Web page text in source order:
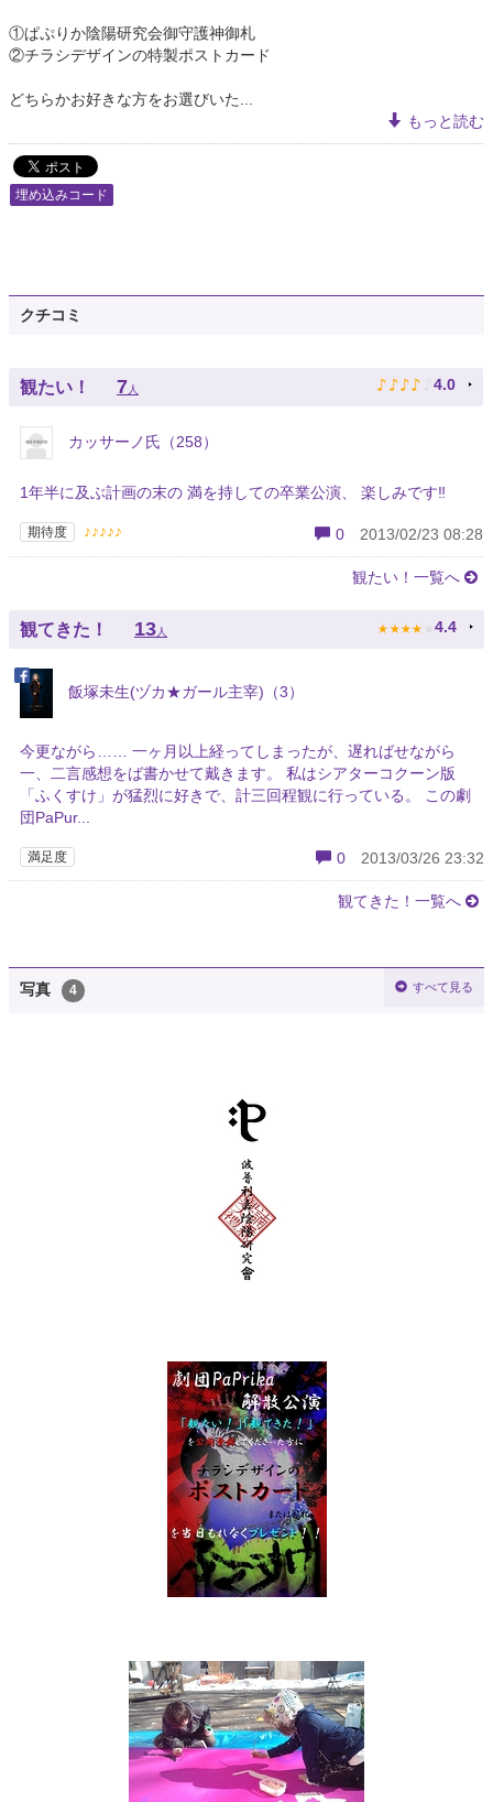
①ぱぷりか陰陽研究会御守護神御札
②チラシデザインの特製ポストカード
どちらかお好きな方をお選びいた...
もっと読む
埋め込みコード
クチコミ
観たい！ 7人 ♪ ♪ ♪ ♪ ♪ 4.0
カッサーノ氏（258）
1年半に及ぶ計画の末の 満を持しての卒業公演、 楽しみです‼
期待度 ♪♪♪♪♪ 0 2013/02/23 08:28
観たい！一覧へ
観てきた！ 13 人 ★ ★ ★ ★ ★ 4.4
飯塚未生(ヅカ★ガール主宰)（3）
今更ながら…… 一ヶ月以上経ってしまったが、遅ればせながら
一、二言感想をば書かせて戴きます。 私はシアターコクーン版
「ふくすけ」が猛烈に好きで、計三回程観に行っている。 この劇
団PaPur...
満足度 0 2013/03/26 23:32
観てきた！一覧へ
写真 4 すべて見る